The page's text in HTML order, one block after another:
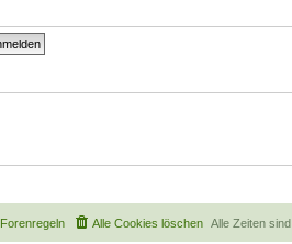
i
Alle Zeiten sind
Alle Cookies löschen
Forenregeln